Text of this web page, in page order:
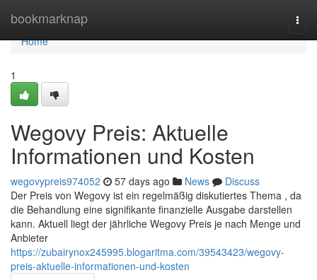
bookmarknap
Home
Home
1
Wegovy Preis: Aktuelle
Informationen und Kosten
wegovypreis974052 57 days ago News
Discuss
Der Preis von Wegovy ist ein regelmäßig diskutiertes Thema , da
die Behandlung eine signifikante finanzielle Ausgabe darstellen
kann. Aktuell liegt der jährliche Wegovy Preis je nach Menge und
Anbieter
https://zubairynox245995.blogaritma.com/39543423/wegovy-
preis-aktuelle-informationen-und-kosten